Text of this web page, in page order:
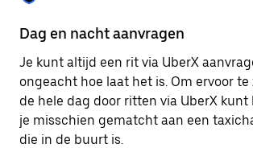
Dag en nacht aanvragen
Je kunt altijd een rit via UberX
ongeacht hoe laat het is. Om ervoor
de hele dag door ritten via UberX kunt
je misschien gematcht aan een
die in de buurt is.